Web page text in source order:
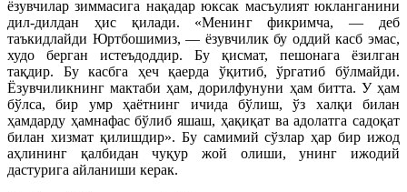
ёзувчилар зиммасига нақадар юксак масъулият юкланганини
дил-дилдан ҳис қилади. «Менинг фикримча, — деб
таъкидлайди Юртбошимиз, — ёзувчилик бу оддий касб эмас,
худо берган истеъдоддир. Бу қисмат, пешонага ёзилган
тақдир. Бу касбга ҳеч қаерда ўқитиб, ўргатиб бўлмайди.
Ёзувчиликнинг мактаби ҳам, дорилфунуни ҳам битта. У ҳам
бўлса, бир умр ҳаётнинг ичида бўлиш, ўз халқи билан
ҳамдарду ҳамнафас бўлиб яшаш, ҳақиқат ва адолатга садоқат
билан хизмат қилишдир». Бу самимий сўзлар ҳар бир ижод
аҳлининг қалбидан чуқур жой олиши, унинг ижодий
дастурига айланиши керак.